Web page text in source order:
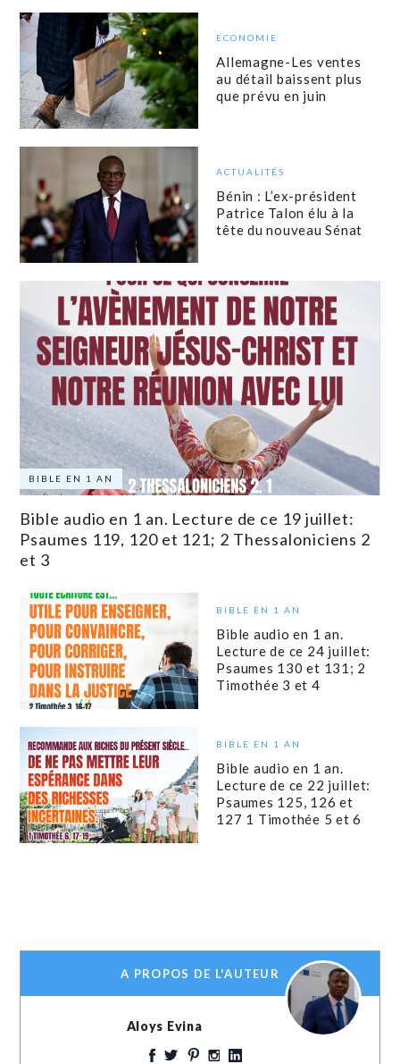
ECONOMIE
Allemagne-Les ventes
au détail baissent plus
que prévu en juin
ACTUALITÉS
Bénin : L’ex-président
Patrice Talon élu à la
tête du nouveau Sénat
BIBLE EN 1 AN
Bible audio en 1 an. Lecture de ce 19 juillet:
Psaumes 119, 120 et 121; 2 Thessaloniciens 2
et 3
BIBLE EN 1 AN
Bible audio en 1 an.
Lecture de ce 24 juillet:
Psaumes 130 et 131; 2
Timothée 3 et 4
BIBLE EN 1 AN
Bible audio en 1 an.
Lecture de ce 22 juillet:
Psaumes 125, 126 et
127 1 Timothée 5 et 6
A PROPOS DE L'AUTEUR
Aloys Evina